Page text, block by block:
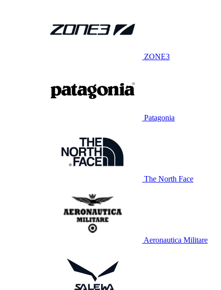
ZONE3
Patagonia
The North Face
Aeronautica Militare